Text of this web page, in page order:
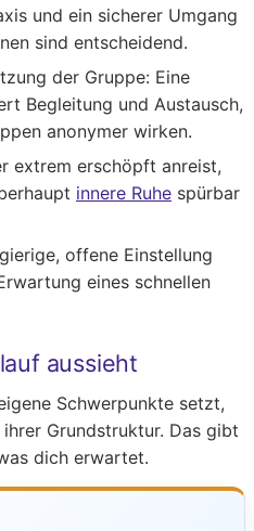
und ein sicherer Umgang
sind entscheidend.
der Gruppe: Eine
Begleitung und Austausch,
anonymer wirken.
extrem erschöpft anreist,
innere Ruhe spürbar
offene Einstellung
eines schnellen
aussieht
Schwerpunkte setzt,
Grundstruktur. Das gibt
dich erwartet.